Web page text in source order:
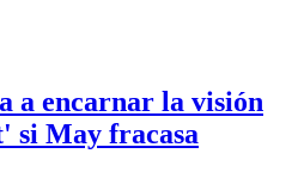
a encarnar la visión
si May fracasa